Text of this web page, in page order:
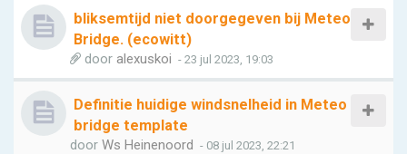
bliksemtijd niet doorgegeven bij Meteo
Bridge. (ecowitt)
door alexuskoi - 23 jul 2023, 19:03
Definitie huidige windsnelheid in Meteo
bridge template
door Ws Heinenoord - 08 jul 2023, 22:21